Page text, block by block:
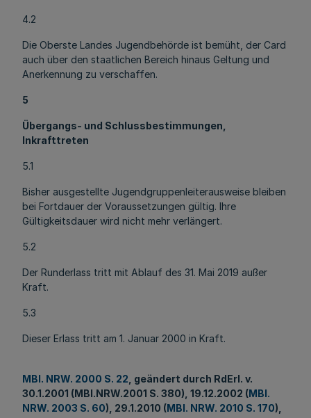
4.2
Die Oberste Landes Jugendbehörde ist bemüht, der Card
auch über den staatlichen Bereich hinaus Geltung und
Anerkennung zu verschaffen.
5
Übergangs- und Schlussbestimmungen,
Inkrafttreten
5.1
Bisher ausgestellte Jugendgruppenleiterausweise bleiben
bei Fortdauer der Voraussetzungen gültig. Ihre
Gültigkeitsdauer wird nicht mehr verlängert.
5.2
Der Runderlass tritt mit Ablauf des 31. Mai 2019 außer
Kraft.
5.3
Dieser Erlass tritt am 1. Januar 2000 in Kraft.
MBl. NRW. 2000 S. 22 , geändert durch RdErl. v.
30.1.2001 (MBl.NRW.2001 S. 380), 19.12.2002 (MBl.
NRW. 2003 S. 60), 29.1.2010 (MBl. NRW. 2010 S. 170),